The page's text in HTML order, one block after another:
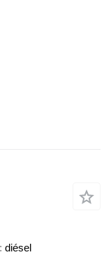
diésel